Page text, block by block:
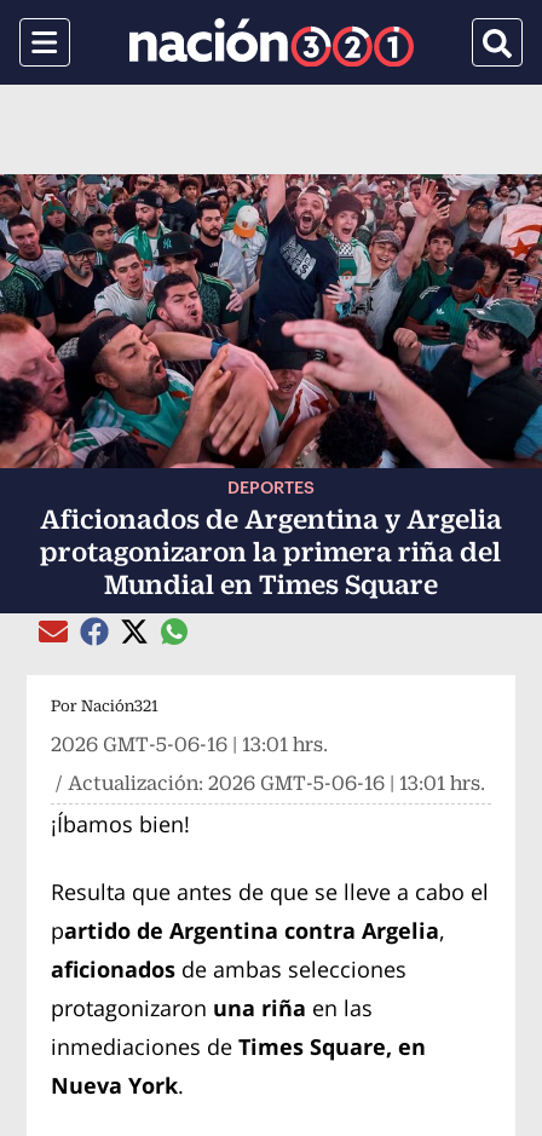
Menu
DEPORTES
Aficionados de Argentina y Argelia
protagonizaron la primera riña del
Mundial en Times Square
Compartir el artículo actual mediante Email
Compartir el artículo actual mediante Facebook
Compartir el artículo actual mediante Twitter
Compartir el artículo actual mediante
Por Nación321
2026 GMT-5-06-16 | 13:01 hrs.
/ Actualización:2026 GMT-5-06-16 | 13:01 hrs.
¡Íbamos bien!
Resulta que antes de que se lleve a cabo el
partido de Argentina contra Argelia,
aficionados de ambas selecciones
protagonizaron una riña en las
inmediaciones deTimes Square, en
Nueva York.